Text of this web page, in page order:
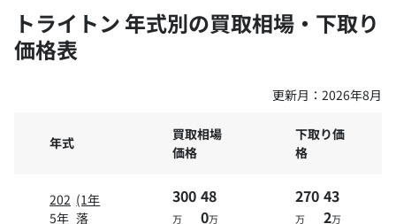
トライトン 年式別の買取相場・下取り
価格表
更新月： 2026年8月
年式
買取相場
価格
下取り価
格
202
5年
(1年
落
300
万
48
0万
270
万
43
2万